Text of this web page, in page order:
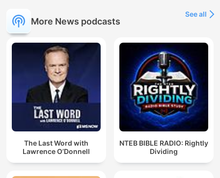
More News podcasts
See all
The Last Word with
Lawrence O’Donnell
NTEB BIBLE RADIO: Rightly
Dividing